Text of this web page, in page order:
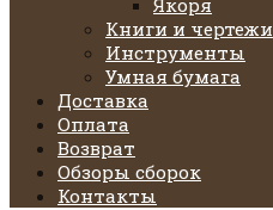
Якоря
Книги и чертежи
Инструменты
Умная бумага
Доставка
Оплата
Возврат
Обзоры сборок
Контакты